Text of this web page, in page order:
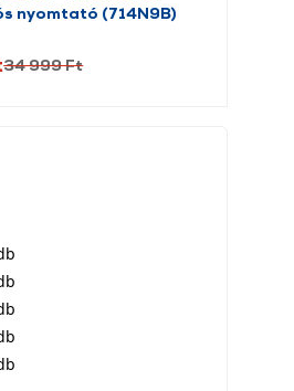
nyomtató (714N9B)
34 999 Ft